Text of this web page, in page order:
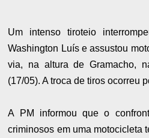
Um intenso tiroteio
Washington Luís e assustou
via, na altura de Gramacho,
(17/05). A troca de tiros ocorreu
A PM informou que o
criminosos em uma motocicleta